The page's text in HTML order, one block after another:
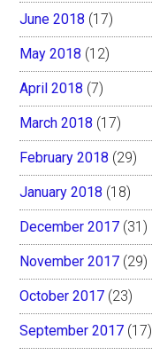
June 2018 (17)
May 2018 (12)
April 2018 (7)
March 2018 (17)
February 2018 (29)
January 2018 (18)
December 2017 (31)
November 2017 (29)
October 2017 (23)
September 2017 (17)